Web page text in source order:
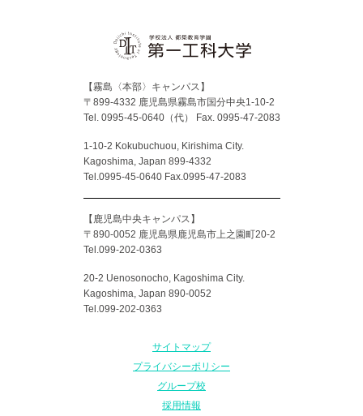
【霧島〈本部〉キャンパス】
〒899-4332 鹿児島県霧島市国分中央1-10-2
Tel. 0995-45-0640（代）
Fax. 0995-47-2083
1-10-2 Kokubuchuou, Kirishima City.
Kagoshima, Japan 899-4332
Tel.0995-45-0640 Fax.0995-47-2083
【鹿児島中央キャンパス】
〒890-0052 鹿児島県鹿児島市上之園町20-2
Tel.099-202-0363
20-2 Uenosonocho, Kagoshima City.
Kagoshima, Japan 890-0052
Tel.099-202-0363
サイトマップ
プライバシーポリシー
グループ校
採用情報